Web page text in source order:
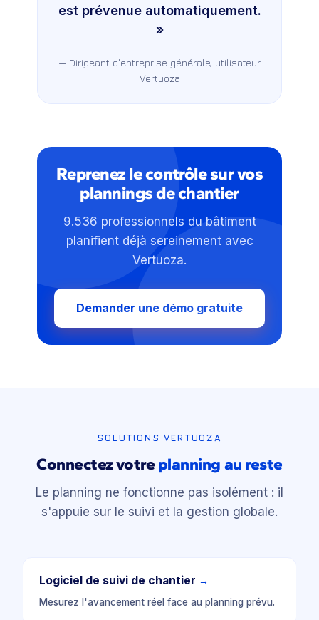
est prévenue automatiquement.
»
— Dirigeant d'entreprise générale, utilisateur
Vertuoza
Reprenez le contrôle sur vos
plannings de chantier
9.536 professionnels du bâtiment
planifient déjà sereinement avec
Vertuoza.
Demander une démo gratuite
SOLUTIONS VERTUOZA
Connectez votreplanning au reste
Le planning ne fonctionne pas isolément : il
s'appuie sur le suivi et la gestion globale.
Logiciel de suivi de chantier →
Mesurez l'avancement réel face au planning prévu.